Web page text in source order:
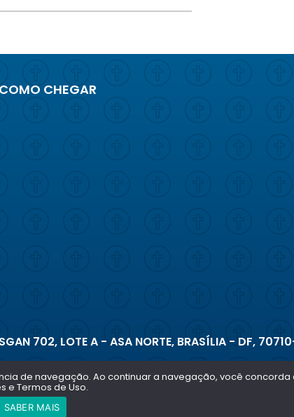
COMO CHEGAR
SGAN 702, LOTE A - ASA NORTE, BRASÍLIA - DF,
de navegação. Ao continuar a navegação, você concorda
e Termos de Uso.
SABER MAIS